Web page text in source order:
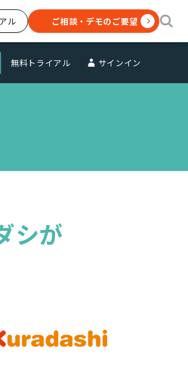
ル ご相談・デモのご要望
無料トライアル サインイン
シが